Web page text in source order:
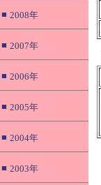
■ 2008年
■ 2007年
■ 2006年
■ 2005年
■ 2004年
■ 2003年